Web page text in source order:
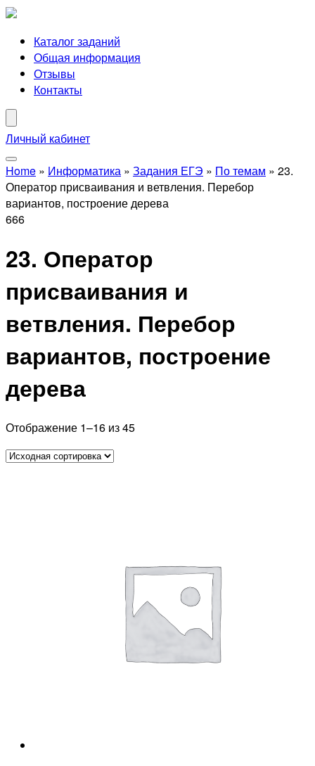
Каталог заданий
Общая информация
Отзывы
Контакты
Личный кабинет
Home » Информатика » Задания ЕГЭ » По темам » 23.
Оператор присваивания и ветвления. Перебор
вариантов, построение дерева
666
23. Оператор
присваивания и
ветвления. Перебор
вариантов, построение
дерева
Отображение 1–16 из 45